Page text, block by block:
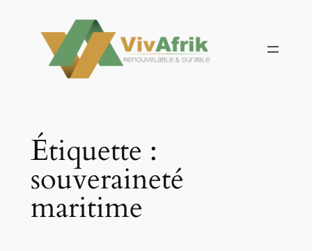
contenu
Étiquette :
souveraineté
maritime